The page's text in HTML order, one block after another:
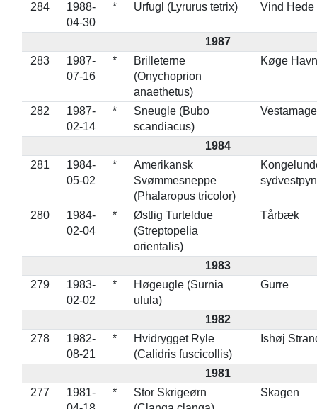
284
1988-
04-30
* Urfugl (Lyrurus tetrix) Vind Hede
1987
283
1987-
07-16
*
Brilleterne
(Onychoprion
anaethetus)
Køge Havn
282
1987-
02-14
*
Sneugle (Bubo
scandiacus)
1984
281
1984-
05-02
*
Amerikansk
Svømmesneppe
(Phalaropus tricolor)
280
1984-
02-04
*
Østlig Turteldue
(Streptopelia
orientalis)
Tårbæk
1983
279
1983-
02-02
*
Høgeugle (Surnia
ulula)
Gurre
1982
278
1982-
08-21
*
Hvidrygget Ryle
(Calidris fuscicollis)
Ishøj
1981
277
1981-
*
Stor Skrigeørn
Skagen